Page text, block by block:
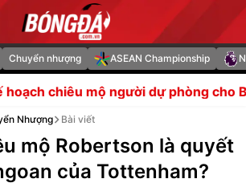
Chuyển nhượng ASEAN Championship
dự phòng cho Bruno Fernandes
Nhượng Bài viết
mộ Robertson là quyết
của Tottenham?